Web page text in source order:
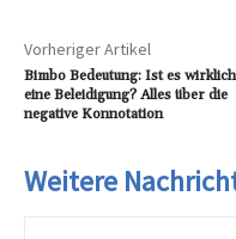
Vorheriger Artikel
Bimbo Bedeutung: Ist es wirklich
eine Beleidigung? Alles über die
negative Konnotation
Weitere